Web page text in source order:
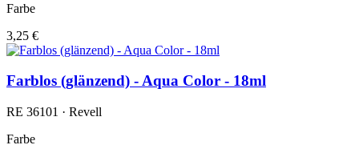
Farbe
3,25 €
Farblos (glänzend) - Aqua Color - 18ml
RE 36101 · Revell
Farbe